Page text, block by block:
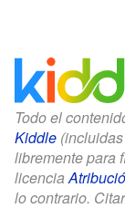
Todo el
Kiddle
libremente para
licencia
lo contrario.